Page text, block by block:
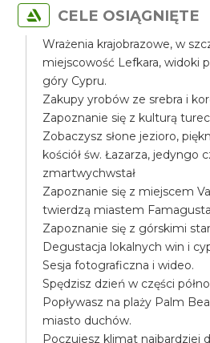
CELE OSIĄGNIĘTE
Wrażenia krajobrazowe, w
miejscowość Lefkara, widoki
góry Cypru.
Zakupy yrobów ze srebra i
Zapoznanie się z kulturą
Zobaczysz słone jezioro,
kościół św. Łazarza, jedyngo
zmartwychwstał
Zapoznanie się z miejscem
twierdzą miastem
Zapoznanie się z górskimi
Degustacja lokalnych win i
Sesja fotograficzna i wideo.
Spędzisz dzień w części
Popływasz na plaży Palm
miasto duchów.
Poczujesz klimat najbardziej